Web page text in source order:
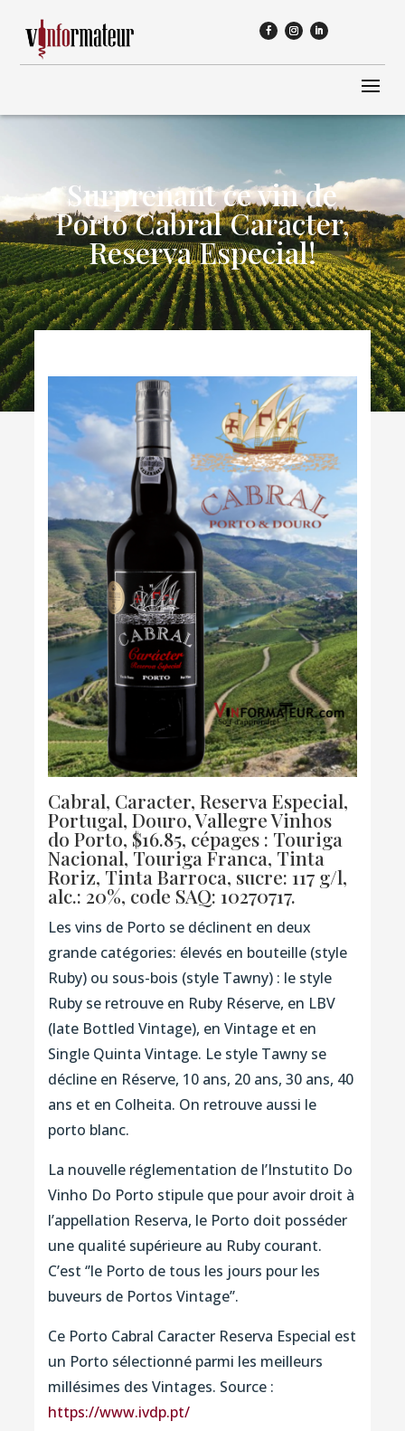
Surprenant ce vin de
Porto Cabral Caracter,
Reserva Especial!
Cabral, Caracter, Reserva Especial,
Portugal, Douro, Vallegre Vinhos
do Porto, $16.85, cépages : Touriga
Nacional, Touriga Franca, Tinta
Roriz, Tinta Barroca, sucre: 117 g/l,
alc.: 20%, code SAQ: 10270717.
Les vins de Porto se déclinent en deux
grande catégories: élevés en bouteille (style
Ruby) ou sous-bois (style Tawny) : le style
Ruby se retrouve en Ruby Réserve, en LBV
(late Bottled Vintage), en Vintage et en
Single Quinta Vintage. Le style Tawny se
décline en Réserve, 10 ans, 20 ans, 30 ans, 40
ans et en Colheita. On retrouve aussi le
porto blanc.
La nouvelle réglementation de l’Instutito Do
Vinho Do Porto stipule que pour avoir droit à
l’appellation Reserva, le Porto doit posséder
une qualité supérieure au Ruby courant.
C’est ‘’le Porto de tous les jours pour les
buveurs de Portos Vintage’’.
Ce Porto Cabral Caracter Reserva Especial est
un Porto sélectionné parmi les meilleurs
millésimes des Vintages. Source :
https://www.ivdp.pt/